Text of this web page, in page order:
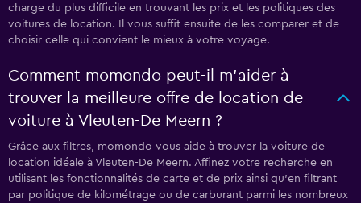
charge du plus difficile en trouvant les prix et les politiques des
voitures de location. Il vous suffit ensuite de les comparer et de
choisir celle qui convient le mieux à votre voyage.
Comment momondo peut-il m’aider à
trouver la meilleure offre de location de
voiture à Vleuten-De Meern ?
Grâce aux filtres, momondo vous aide à trouver la voiture de
location idéale à Vleuten-De Meern. Affinez votre recherche en
utilisant les fonctionnalités de carte et de prix ainsi qu'en filtrant
par politique de kilométrage ou de carburant parmi les nombreux